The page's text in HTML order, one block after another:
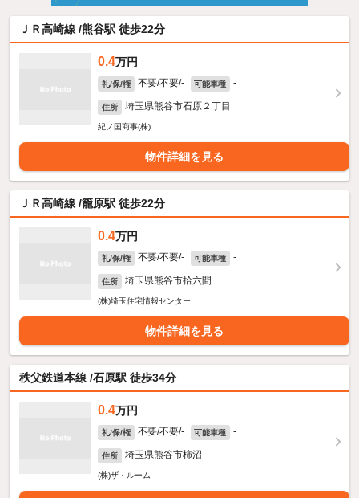
ＪＲ高崎線 /熊谷駅 徒歩22分
0.4万円
礼/保/権 不要/不要/- 可能車種 -
住所 埼玉県熊谷市石原２丁目
紀ノ国商事(株)
物件詳細を見る
ＪＲ高崎線 /籠原駅 徒歩22分
0.4万円
礼/保/権 不要/不要/- 可能車種 -
住所 埼玉県熊谷市拾六間
(株)埼玉住宅情報センター
物件詳細を見る
秩父鉄道本線 /石原駅 徒歩34分
0.4万円
礼/保/権 不要/不要/- 可能車種 -
住所 埼玉県熊谷市柿沼
(株)ザ・ルーム